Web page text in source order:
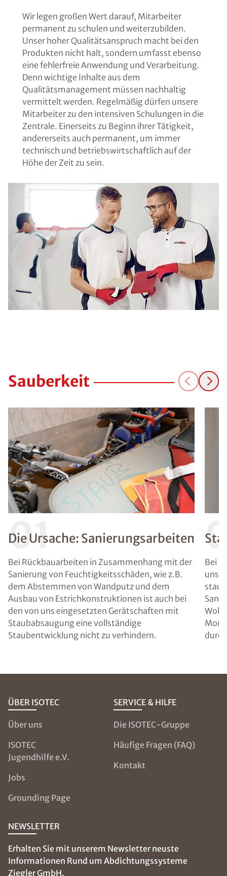
Wir legen großen Wert darauf, Mitarbeiter
permanent zu schulen und weiterzubilden.
Unser hoher Qualitätsanspruch macht bei den
Produkten nicht halt, sondern umfasst ebenso
eine fehlerfreie Anwendung und Verarbeitung.
Denn wichtige Inhalte aus dem
Qualitätsmanagement müssen nachhaltig
vermittelt werden. Regelmäßig dürfen unsere
Mitarbeiter zu den intensiven Schulungen in die
Zentrale. Einerseits zu Beginn ihrer Tätigkeit,
andererseits auch permanent, um immer
technisch und betriebswirtschaftlich auf der
Höhe der Zeit zu sein.
Sauberkeit
01
Die Ursache: Sanierungsarbeiten
Bei Rückbauarbeiten in Zusammenhang mit der
Sanierung von Feuchtigkeitsschäden, wie z.B.
dem Abstemmen von Wandputz und dem
Ausbau von Estrichkonstruktionen ist auch bei
den von uns eingesetzten Gerätschaften mit
Staubabsaugung eine vollständige
Staubentwicklung nicht zu verhindern.
Bei
ÜBER ISOTEC
Über uns
ISOTEC
Jugendhilfe e.V.
Jobs
Grounding Page
SERVICE & HILFE
Die ISOTEC-Gruppe
Häufige Fragen (FAQ)
Kontakt
NEWSLETTER
Erhalten Sie mit unserem Newsletter neuste
Informationen Rund um Abdichtungssysteme
Ziegler GmbH.